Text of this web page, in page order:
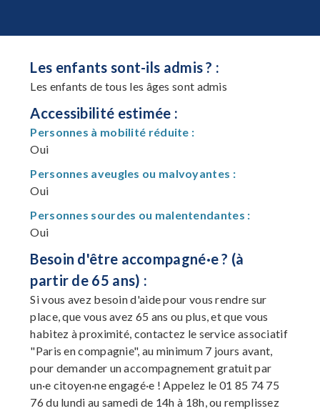
Les enfants sont-ils admis ? :
Les enfants de tous les âges sont admis
Accessibilité estimée :
Personnes à mobilité réduite :
Oui
Personnes aveugles ou malvoyantes :
Oui
Personnes sourdes ou malentendantes :
Oui
Besoin d'être accompagné·e ? (à
partir de 65 ans) :
Si vous avez besoin d'aide pour vous rendre sur
place, que vous avez 65 ans ou plus, et que vous
habitez à proximité, contactez le service associatif
"Paris en compagnie", au minimum 7 jours avant,
pour demander un accompagnement gratuit par
un·e citoyen·ne engagé·e ! Appelez le 01 85 74 75
76 du lundi au samedi de 14h à 18h, ou remplissez